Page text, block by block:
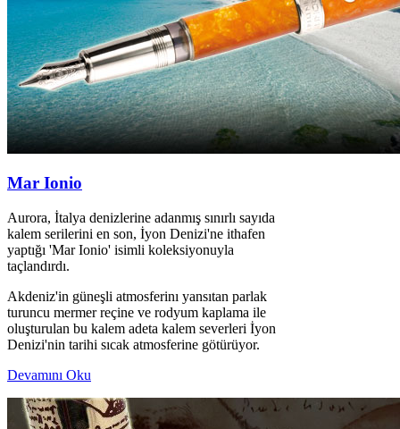
Mar Ionio
Aurora, İtalya denizlerine adanmış sınırlı sayıda
kalem serilerini en son, İyon Denizi'ne ithafen
yaptığı 'Mar Ionio' isimli koleksiyonuyla
taçlandırdı.
Akdeniz'in güneşli atmosferinı yansıtan parlak
turuncu mermer reçine ve rodyum kaplama ile
oluşturulan bu kalem adeta kalem severleri İyon
Denizi'nin tarihi sıcak atmosferine götürüyor.
Devamını Oku